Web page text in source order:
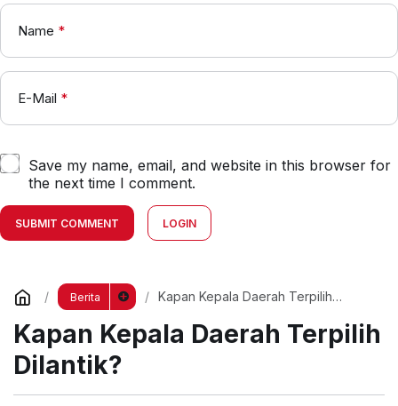
Name *
E-Mail *
Save my name, email, and website in this browser for
the next time I comment.
SUBMIT COMMENT LOGIN
Berita
Kapan Kepala Daerah Terpilih
Kapan Kepala Daerah Terpilih
Dilantik?